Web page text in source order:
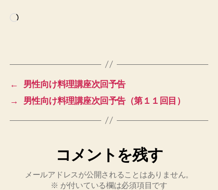
み
中…
←
男性向け料理講座次回予告
→
男性向け料理講座次回予告（第１１回目）
コメントを残す
メールアドレスが公開されることはありません。
※ が付いている欄は必須項目です